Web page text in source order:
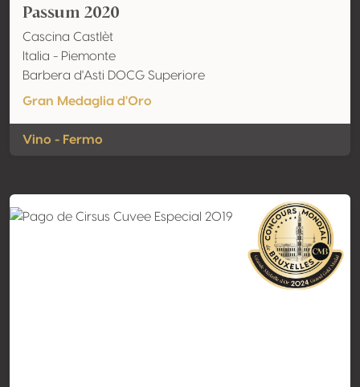
Passum 2020
Cascina Castlèt
Italia - Piemonte
Barbera d'Asti DOCG Superiore
Gran Medaglia d'Oro
Vino - Fermo